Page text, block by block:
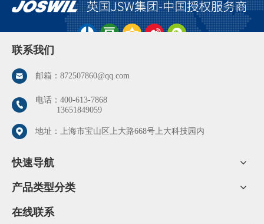
联系我们
邮箱： 872507860@qq.com
电话： 400-613-7868
13651849059
地址：上海市宝山区上大路668号上大科技园内
快速导航
产品类型分类
在线联系